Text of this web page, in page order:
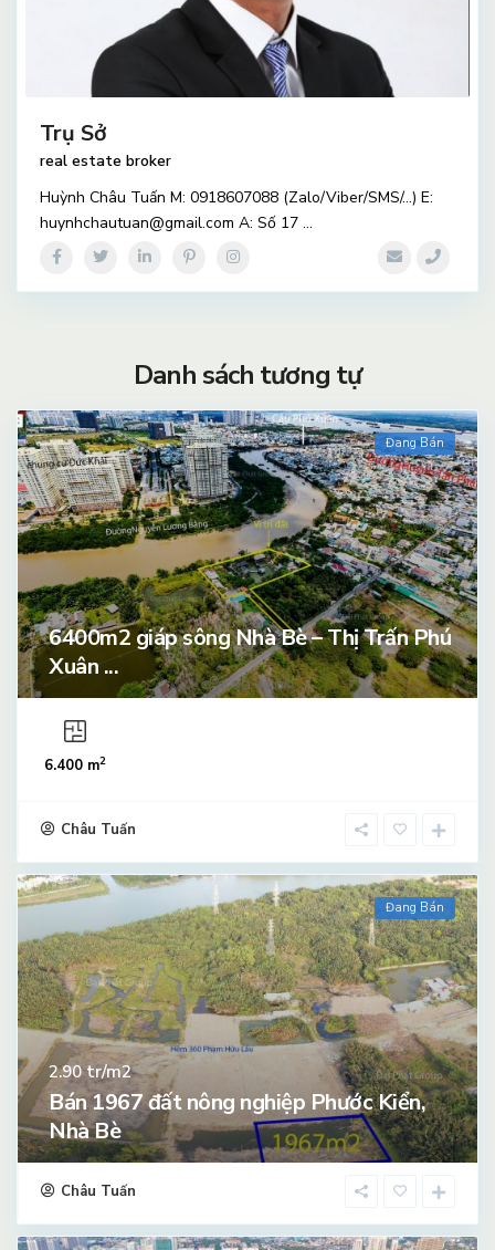
Trụ Sở
real estate broker
Huỳnh Châu Tuấn M: 0918607088 (Zalo/Viber/SMS/…) E:
huynhchautuan@gmail.com A: Số 17 ...
Danh sách tương tự
Đang Bán
6400m2 giáp sông Nhà Bè – Thị Trấn Phú
Xuân ...
6.400 m2
Châu Tuấn
Đang Bán
2.90tr/m2
Bán 1967 đất nông nghiệp Phước Kiển,
Nhà Bè
Châu Tuấn